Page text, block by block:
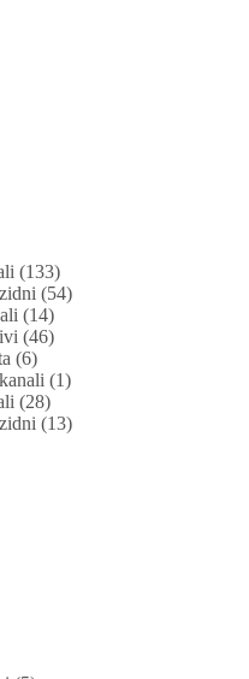
(133)
(54)
(14)
(46)
(6)
(1)
(28)
(13)